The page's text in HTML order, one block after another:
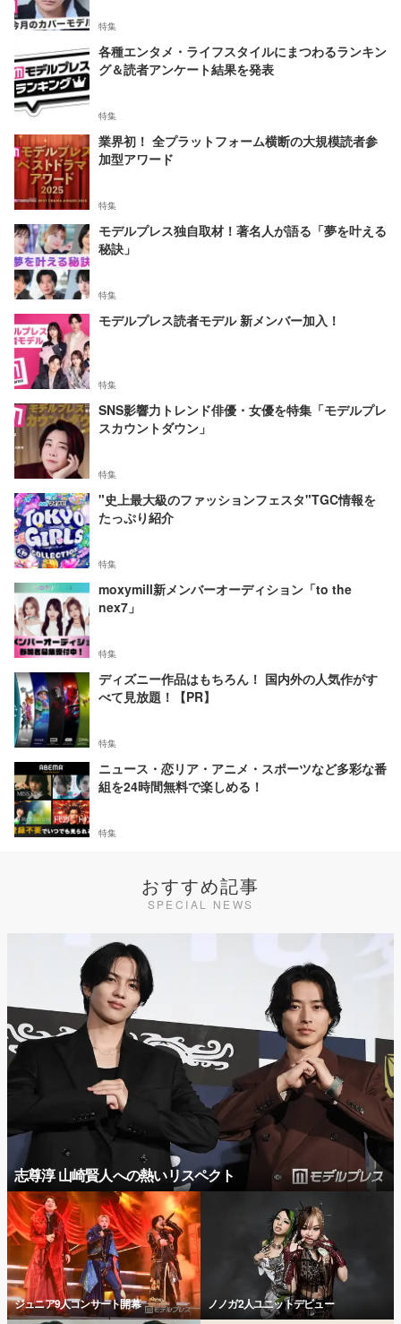
特集
各種エンタメ・ライフスタイルにまつわるランキン
グ＆読者アンケート結果を発表
特集
業界初！ 全プラットフォーム横断の大規模読者参
加型アワード
特集
モデルプレス独自取材！著名人が語る「夢を叶える
秘訣」
特集
モデルプレス読者モデル 新メンバー加入！
特集
SNS影響力トレンド俳優・女優を特集「モデルプレ
スカウントダウン」
特集
"史上最大級のファッションフェスタ"TGC情報を
たっぷり紹介
特集
moxymill新メンバーオーディション「to the
nex7」
特集
ディズニー作品はもちろん！ 国内外の人気作がす
べて見放題！【PR】
特集
ニュース・恋リア・アニメ・スポーツなど多彩な番
組を24時間無料で楽しめる！
特集
おすすめ記事
SPECIAL NEWS
志尊淳 山崎賢人への熱いリスペクト
ジュニア9人コンサート開幕 ノノガ2人ユニットデビュー